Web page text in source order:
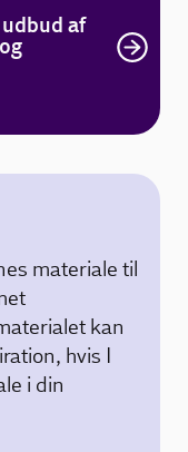
af
materiale til
kan
hvis I
i din